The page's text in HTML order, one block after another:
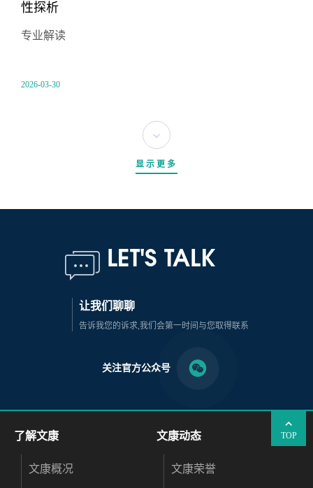
性探析
专业解读
2026-03-30
显示更多
LET'S TALK
让我们聊聊
告诉我您的诉求,我们会第一时间与您取得联系
关注官方公众号
TOP
了解文康
文康概况
文康动态
文康荣誉